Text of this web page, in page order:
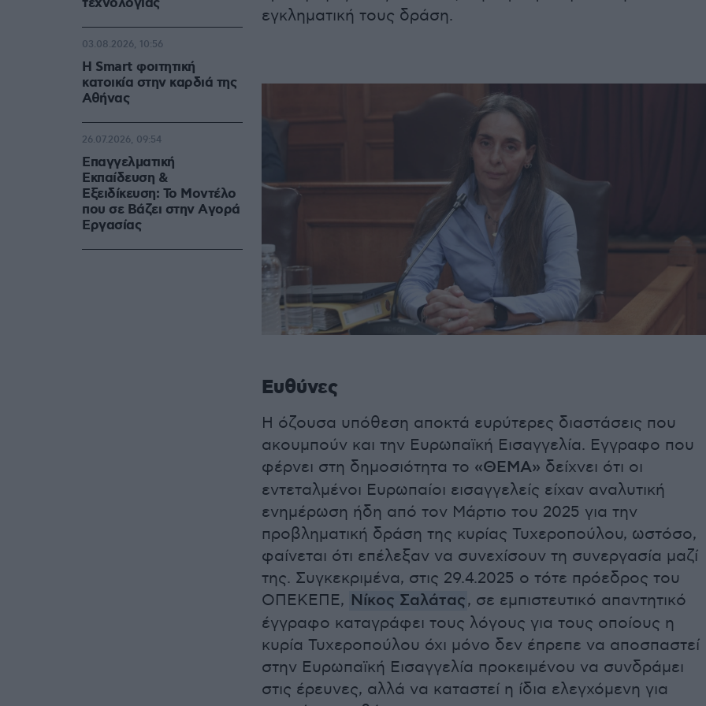
εγκληματική τους δράση.
Ευθύνες
Η όζουσα υπόθεση αποκτά ευρύτερες διαστάσεις που
ακουμπούν και την Ευρωπαϊκή Εισαγγελία. Εγγραφο που
φέρνει στη δημοσιότητα το «ΘΕΜΑ» δείχνει ότι οι
εντεταλμένοι Ευρωπαίοι εισαγγελείς είχαν αναλυτική
ενημέρωση ήδη από τον Μάρτιο του 2025 για την
προβληματική δράση της κυρίας Τυχεροπούλου, ωστόσο,
φαίνεται ότι επέλεξαν να συνεχίσουν τη συνεργασία μαζί
της. Συγκεκριμένα, στις 29.4.2025 ο τότε πρόεδρος του
ΟΠΕΚΕΠΕ, Νίκος Σαλάτας, σε εμπιστευτικό απαντητικό
έγγραφο καταγράφει τους λόγους για τους οποίους η
κυρία Τυχεροπούλου όχι μόνο δεν έπρεπε να αποσπαστεί
στην Ευρωπαϊκή Εισαγγελία προκειμένου να συνδράμει
στις έρευνες, αλλά να καταστεί η ίδια ελεγχόμενη για
Η Smart φοιτητική
κατοικία στην καρδιά της
Αθήνας
03.08.2026, 10:56
Επαγγελματική
Εκπαίδευση &
Εξειδίκευση: Το Mοντέλο
που σε Bάζει στην Aγορά
Eργασίας
26.07.2026, 09:54